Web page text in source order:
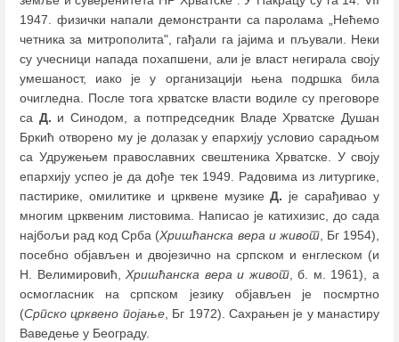
1947. физички напали демонстранти са паролама „Нећемо
четника за митрополита", гађали га јајима и пљували. Неки
су учесници напада похапшени, али је власт негирала своју
умешаност, иако је у организацији њена подршка била
очигледна. После тога хрватске власти водиле су преговоре
са Д. и Синодом, a потпредседник Владе Хрватске Душан
Бркић отворено му је долазак у епархију условио сарадњом
са Удружењем православних свештеника Хрватске. У своју
епархију успео је да дође тек 1949. Радовима из литургике,
пастирике, омилитике и црквене музикеД. је сарађивао у
многим црквеним листовима. Написао је катихизис, до сада
најбољи рад код Срба (Хришћанска вера и живот, Бг 1954),
посебно објављен и двојезично на српском и енглеском (и
Н. Велимировић,Хришћанска вера и живот, б. м. 1961), а
осмогласник на српском језику објављен је посмртно
(Српско црквено појање, Бг 1972). Сахрањен је у манастиру
Ваведење у Београду.